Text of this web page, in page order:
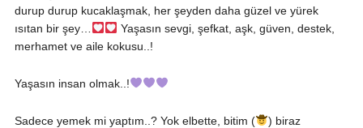
durup durup kucaklaşmak, her şeyden daha güzel ve yürek
ısıtan bir şey…
Yaşasın sevgi, şefkat, aşk, güven, destek,
merhamet ve aile kokusu..!
Yaşasın insan olmak..!
Sadece yemek mi yaptım..? Yok elbette, bitim (
) biraz